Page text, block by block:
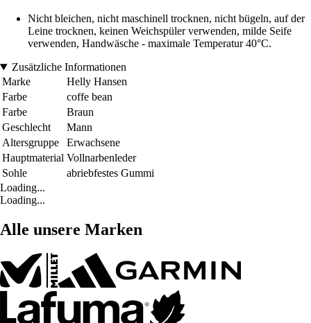
Nicht bleichen, nicht maschinell trocknen, nicht bügeln, auf der
Leine trocknen, keinen Weichspüler verwenden, milde Seife
verwenden, Handwäsche - maximale Temperatur 40°C.
Zusätzliche Informationen
Marke
Helly Hansen
Farbe
coffe bean
Farbe
Braun
Geschlecht
Mann
Altersgruppe
Erwachsene
Hauptmaterial Vollnarbenleder
Sohle
abriebfestes Gummi
Loading...
Loading...
Alle unsere Marken